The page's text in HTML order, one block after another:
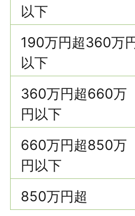
以下
190万円超360万
以下
360万円超660万
円以下
660万円超850万
円以下
850万円超